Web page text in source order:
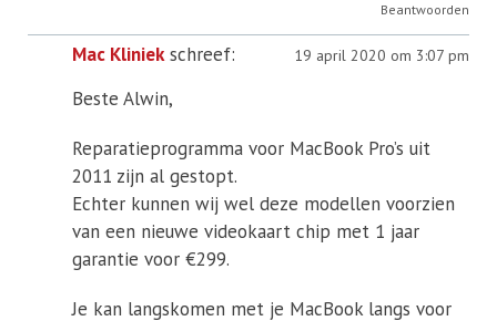
Beantwoorden
Mac Kliniek schreef: 19 april 2020 om 3:07 pm
Beste Alwin,
Reparatieprogramma voor MacBook Pro’s uit
2011 zijn al gestopt.
Echter kunnen wij wel deze modellen voorzien
van een nieuwe videokaart chip met 1 jaar
garantie voor €299.
Je kan langskomen met je MacBook langs voor